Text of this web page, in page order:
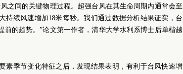
之间的关键物理过程。超强台风在其生命周期内通常会至
持续风速增加18米每秒。我们通过数据分析结果证实，台
的趋势。”论文第一作者，清华大学水利系博士后单楷越
素季节变化特征之后，发现结果表明，有利于台风快速增